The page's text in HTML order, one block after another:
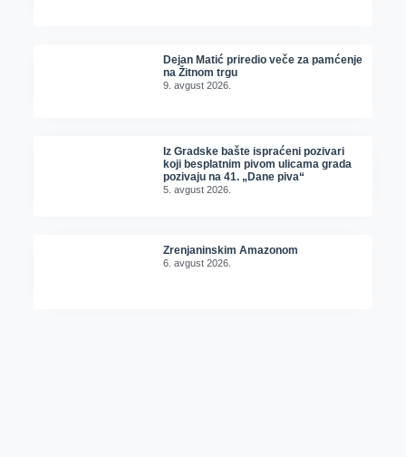
Dejan Matić priredio veče za pamćenje
na Žitnom trgu
9. avgust 2026.
Iz Gradske bašte ispraćeni pozivari
koji besplatnim pivom ulicama grada
pozivaju na 41. „Dane piva“
5. avgust 2026.
Zrenjaninskim Amazonom
6. avgust 2026.